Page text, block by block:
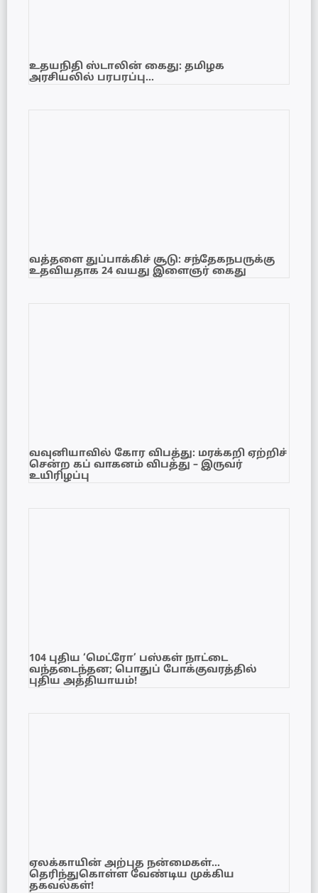
உதயநிதி ஸ்டாலின் கைது: தமிழக
அரசியலில் பரபரப்பு…
வத்தளை துப்பாக்கிச் சூடு: சந்தேகநபருக்கு
உதவியதாக 24 வயது இளைஞர் கைது
வவுனியாவில் கோர விபத்து: மரக்கறி ஏற்றிச்
சென்ற கப் வாகனம் விபத்து – இருவர்
உயிரிழப்பு
104 புதிய ‘மெட்ரோ’ பஸ்கள் நாட்டை
வந்தடைந்தன; பொதுப் போக்குவரத்தில்
புதிய அத்தியாயம்!
ஏலக்காயின் அற்புத நன்மைகள்…
தெரிந்துகொள்ள வேண்டிய முக்கிய
தகவல்கள்!